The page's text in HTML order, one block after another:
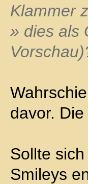
Klammer
» dies als
davor.
Sollte
Smileys